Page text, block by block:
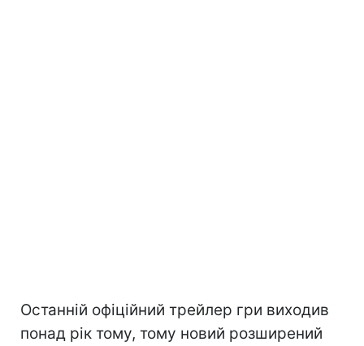
Останній офіційний трейлер гри виходив
понад рік тому, тому новий розширений